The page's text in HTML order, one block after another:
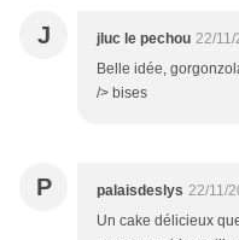
J jluc le pechou 22/
Belle idée,
/> bises
P palaisdeslys 22/11/
Un cake délicieux